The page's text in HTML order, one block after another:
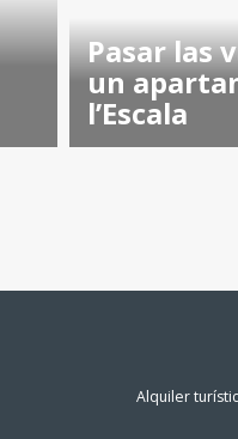
Pasar las
un
l’Escala
Alquiler